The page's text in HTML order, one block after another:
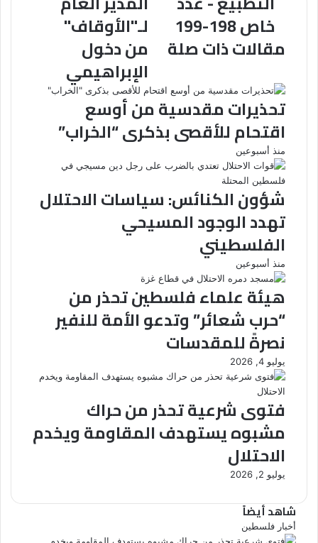
المدير
العام
لـ"الأوقاف"
من
دخول
الإبراهيمي
لـ"الأوقاف"
من دخول
الإبراهيمي
التطبيع
عدد
خاص
خاص 198-199
مقالات ذات صلة
تحذيرات مقدسية من أوسع
اقتحام للأقصى بذكرى “الخراب”
منذ أسبوعين
شؤون الكنائس: سياسات الاحتلال
تهدد الوجود المسيحي
الفلسطيني
منذ أسبوعين
هيئة علماء فلسطين تحذر من
“حرب شعائر” وتدعو الأمة للنفير
نصرةً للمقدسات
يوليو 4, 2026
فتوى شرعية تحذر من حراك
مشبوه يستهدف المقاومة ويخدم
الاحتلال
يوليو 2, 2026
شاهد أيضاً
أخبار فلسطين